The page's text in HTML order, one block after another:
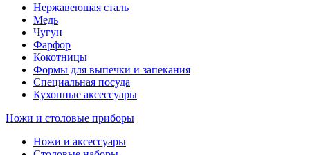
Нержавеющая сталь
Медь
Чугун
Фарфор
Кокотницы
Формы для выпечки и запекания
Специальная посуда
Кухонные аксессуары
Ножи и столовые приборы
Ножи и аксессуары